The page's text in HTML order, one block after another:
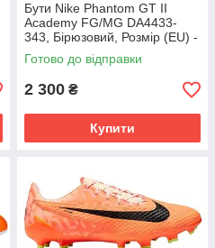
Бути Nike Phantom GT II
Academy FG/MG DA4433-
343, Бірюзовий, Розмір (EU) -
45.5
Готово до відправки
2 300 ₴
Купити